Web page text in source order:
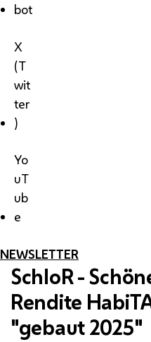
bot
X
(T
wit
ter
)
Yo
uT
ub
e
NEWSLETTER
SchloR -
Rendite
"gebaut 2025"